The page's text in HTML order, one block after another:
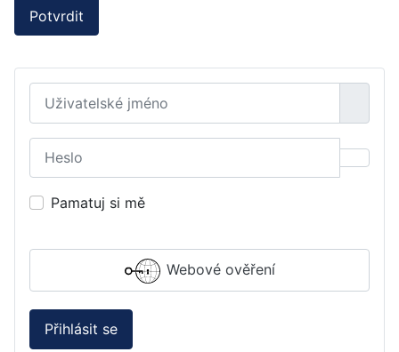
Potvrdit
Uživatelské jméno
Pamatuj si mě
Webové ověření
Přihlásit se